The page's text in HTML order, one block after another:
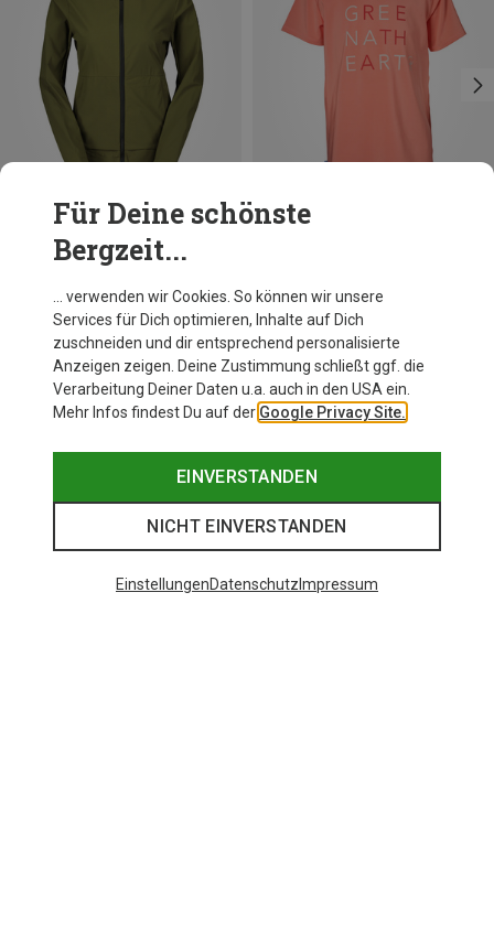
Du sparst 63%
Für Deine schönste
Bergzeit...
… verwenden wir Cookies. So können wir unsere
Services für Dich optimieren, Inhalte auf Dich
zuschneiden und dir entsprechend personalisierte
Anzeigen zeigen. Deine Zustimmung schließt ggf. die
Verarbeitung Deiner Daten u.a. auch in den USA ein.
Mehr Infos findest Du auf der Google Privacy Site.
EINVERSTANDEN
NICHT EINVERSTANDEN
EinstellungenDatenschutz Impressum